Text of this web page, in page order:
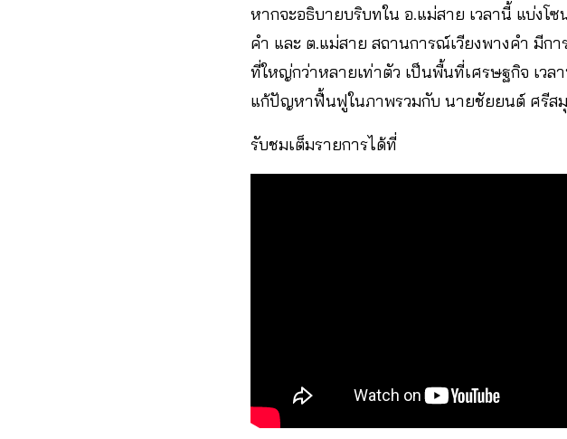
หากจะอธิบายบริบทใน อ.แม่สาย เวลานี้ แบ่งโ
คำ และ ต.แม่สาย สถานการณ์เวียงพางคำ มี
ที่ใหญ่กว่าหลายเท่าตัว เป็นพื้นที่เศรษฐกิจ เวล
แก้ปัญหาฟื้นฟูในภาพรวมกับ นายชัยยนต์ ศรีส
รับชมเต็มรายการได้ที่